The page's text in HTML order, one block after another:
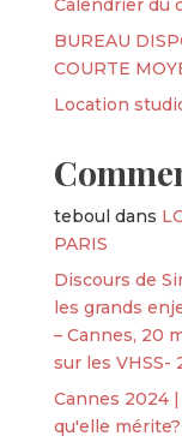
Calendrier du
BUREAU
COURTE
Location
teboul dans
PARIS
Discours de
les grands
– Cannes, 20
sur les VHSS-
Cannes 2024
qu'elle